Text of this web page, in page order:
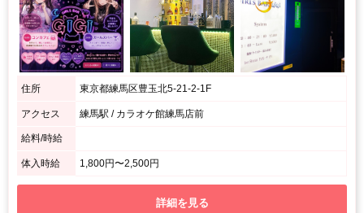
住所 東京都練馬区豊玉北5-21-2-1F
アクセス 練馬駅 / カラオケ館練馬店前
給料/時給
体入時給 1,800円〜2,500円
詳細を見る